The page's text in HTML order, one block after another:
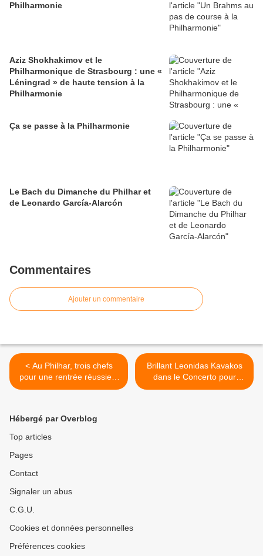
Philharmonie
Aziz Shokhakimov et le
Philharmonique de Strasbourg : une «
Léningrad » de haute tension à la
Philharmonie
Ça se passe à la Philharmonie
Le Bach du Dimanche du Philhar et
de Leonardo García-Alarcón
Commentaires
Ajouter un commentaire
< Au Philhar, trois chefs
pour une rentrée réussie à
la Maison de la Radio
Brillant Leonidas Kavakos
dans le Concerto pour
violon de Tchaikovski avec
Hébergé par Overblog
Top articles
Pages
Contact
Signaler un abus
C.G.U.
Cookies et données personnelles
Préférences cookies